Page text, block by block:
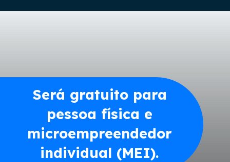
Será gratuito para
pessoa física e
microempreendedor
individual (MEI).